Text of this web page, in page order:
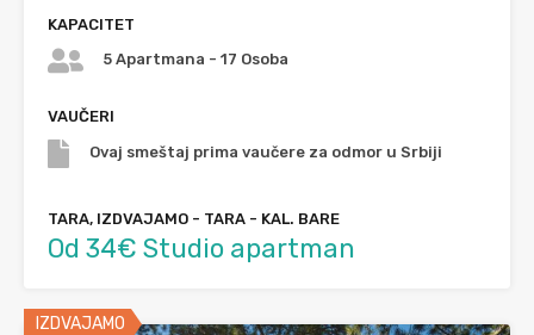
KAPACITET
5 Apartmana - 17 Osoba
VAUČERI
Ovaj smeštaj prima vaučere za odmor u Srbiji
TARA, IZDVAJAMO - TARA - KAL. BARE
Od 34€ Studio apartman
IZDVAJAMO